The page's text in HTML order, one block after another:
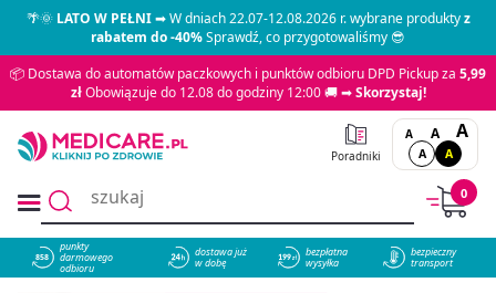
🌴🌞LATO W PEŁNI➡ W dniach 22.07-12.08.2026 r. wybrane produktyz
rabatem do -40%Sprawdź, co przygotowaliśmy 😎
📦 Dostawa do automatów paczkowych i punktów odbioru DPD Pickup za 5,99
złObowiązuje do 12.08 do godziny 12:00 🚚 ➡Skorzystaj!
Poradniki
A A A
A A
0
858
punkty
darmowego
odbioru
dostawa już
w dobę
bezpłatna
wysyłka
bezpieczny
transport